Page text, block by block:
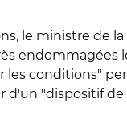
le ministre de la
endommagées
les conditions"
"dispositif de